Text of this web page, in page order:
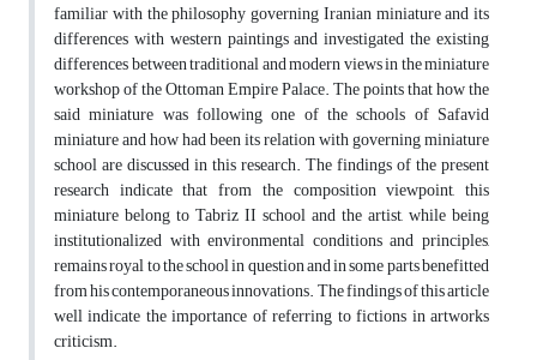
familiar with the philosophy governing Iranian miniature and its
differences with western paintings and investigated the existing
differences between traditional and modern views in the miniature
workshop of the Ottoman Empire Palace. The points that how the
said miniature was following one of the schools of Safavid
miniature and how had been its relation with governing miniature
school are discussed in this research. The findings of the present
research indicate that from the composition viewpoint, this
miniature belong to Tabriz II school and the artist, while being
institutionalized with environmental conditions and principles,
remains royal to the school in question and in some parts benefitted
from his contemporaneous innovations. The findings of this article
well indicate the importance of referring to fictions in artworks
criticism.